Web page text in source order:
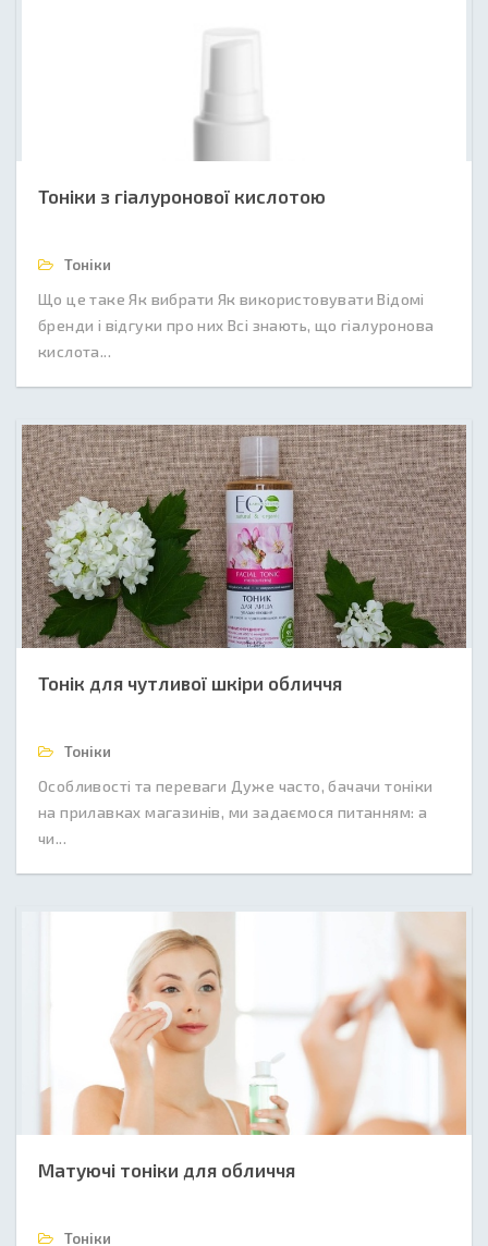
Тоніки з гіалуронової кислотою
Тоніки
Що це таке Як вибрати Як використовувати Відомі
бренди і відгуки про них Всі знають, що гіалуронова
кислота...
Тонік для чутливої шкіри обличчя
Тоніки
Особливості та переваги Дуже часто, бачачи тоніки
на прилавках магазинів, ми задаємося питанням: а
чи...
Матуючі тоніки для обличчя
Тоніки